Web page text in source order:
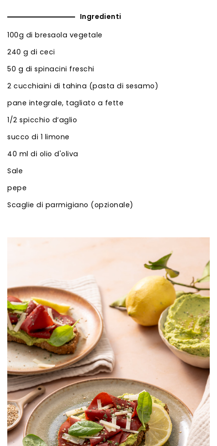
Ingredienti
100g di bresaola vegetale
240 g di ceci
50 g di spinacini freschi
2 cucchiaini di tahina (pasta di sesamo)
pane integrale, tagliato a fette
1/2 spicchio d’aglio
succo di 1 limone
40 ml di olio d'oliva
Sale
pepe
Scaglie di parmigiano (opzionale)